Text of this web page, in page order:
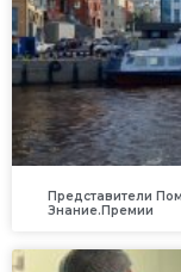
Представители
Знание.Премии